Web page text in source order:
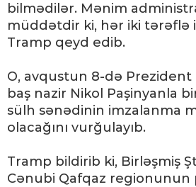
bilmədilər. Mənim
müddətdir ki, hər iki tərəflə
Tramp qeyd edib.
O, avqustun 8-də Prezident
baş nazir Nikol Paşinyanla
sülh sənədinin imzalanma
olacağını vurğulayıb.
Tramp bildirib ki, Birləşmiş
Cənubi Qafqaz regionunun